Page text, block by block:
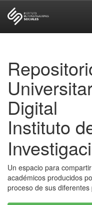
Digital
Instituto
Un espacio para
académicos producidos
proceso de sus diferentes